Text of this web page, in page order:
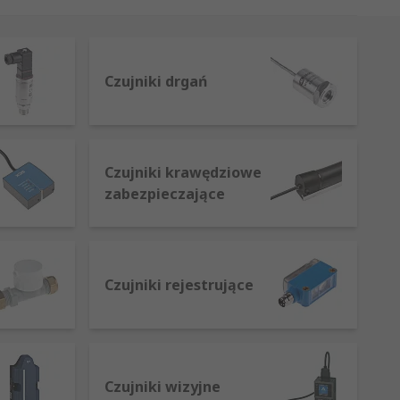
Oto kilka przykładów typów
elektryczna jest zamieniana
Czujniki drgań
Czujniki krawędziowe
zabezpieczające
Czujniki rejestrujące
Czujniki wizyjne